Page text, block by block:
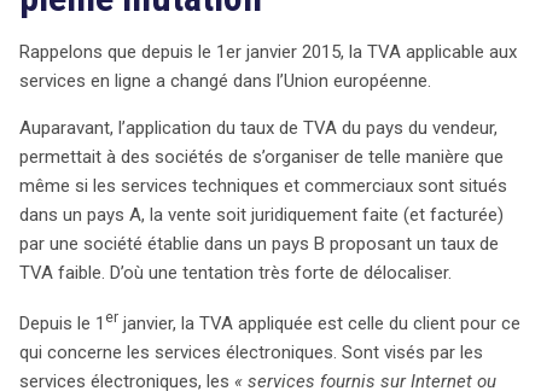
Rappelons que depuis le 1er janvier 2015, la TVA applicable aux
services en ligne a changé dans l’Union européenne.
Auparavant, l’application du taux de TVA du pays du vendeur,
permettait à des sociétés de s’organiser de telle manière que
même si les services techniques et commerciaux sont situés
dans un pays A, la vente soit juridiquement faite (et facturée)
par une société établie dans un pays B proposant un taux de
TVA faible. D’où une tentation très forte de délocaliser.
Depuis le 1 er janvier, la TVA appliquée est celle du client pour ce
qui concerne les services électroniques. Sont visés par les
services électroniques, les « services fournis sur Internet ou